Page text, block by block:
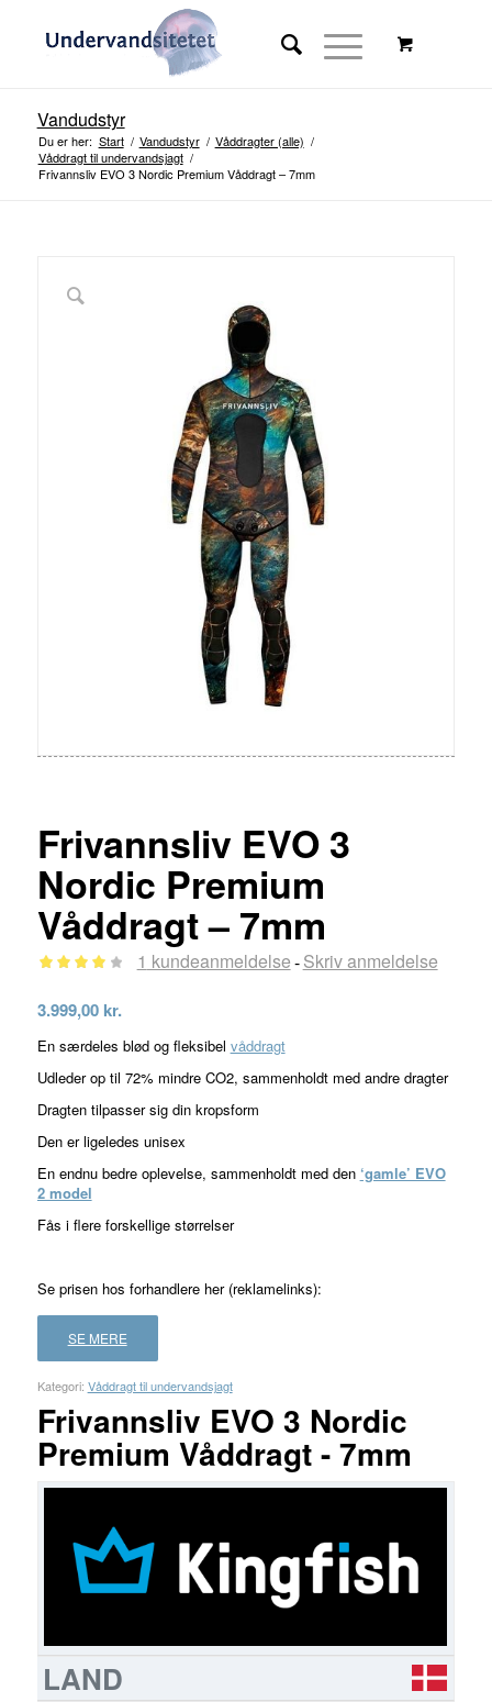
Vandudstyr
Du er her: Start / Vandudstyr / Våddragter (alle) /
Våddragt til undervandsjagt /
Frivannsliv EVO 3 Nordic Premium Våddragt – 7mm
Frivannsliv EVO 3
Nordic Premium
Våddragt – 7mm
som
4.00ud
af 5
baseret
på
1
kundebedømmelse
1 kundeanmeldelse-Skriv anmeldelse
3.999,00 kr.
En særdeles blød og fleksibel våddragt
Udleder op til 72% mindre CO2, sammenholdt med andre dragter
Dragten tilpasser sig din kropsform
Den er ligeledes unisex
En endnu bedre oplevelse, sammenholdt med den ‘gamle’ EVO
2 model
Fås i flere forskellige størrelser
Se prisen hos forhandlere her (reklamelinks):
SE MERE
Kategori: Våddragt til undervandsjagt
Frivannsliv EVO 3 Nordic
Premium Våddragt - 7mm